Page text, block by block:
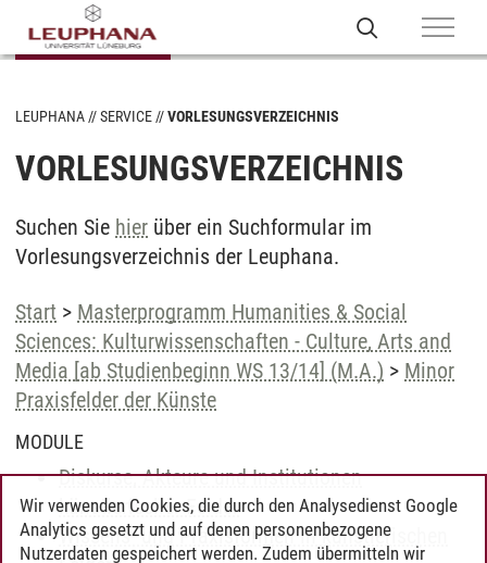
LEUPHANA SERVICE VORLESUNGSVERZEICHNIS
VORLESUNGSVERZEICHNIS
Suchen Sie hier über ein Suchformular im
Vorlesungsverzeichnis der Leuphana.
Start > Masterprogramm Humanities & Social
Sciences: Kulturwissenschaften - Culture, Arts and
Media [ab Studienbeginn WS 13/14] (M.A.) > Minor
Praxisfelder der Künste
MODULE
Diskurse, Akteure und Institutionen
künstlerischer Felder
Wissens- und Praxisformen in künstlerischen
Wir verwenden Cookies, die durch den Analysedienst Google
Analytics gesetzt und auf denen personenbezogene
Nutzerdaten gespeichert werden. Zudem übermitteln wir